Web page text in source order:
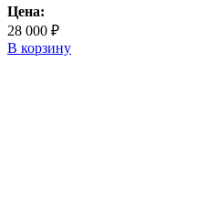
Цена:
28 000 ₽
В корзину